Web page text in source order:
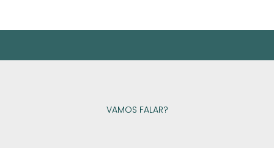
VAMOS FALAR?